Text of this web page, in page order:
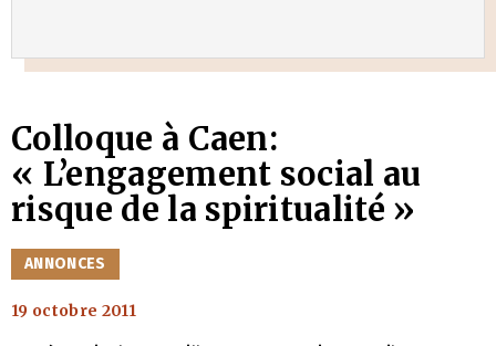
Colloque à Caen:
« L’engagement social au
risque de la spiritualité »
CATÉGORIES
ANNONCES
19 octobre 2011